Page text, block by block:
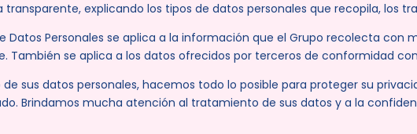
transparente, explicando los tipos de datos personales que recopila, los
Datos Personales se aplica a la información que el Grupo recolecta con
También se aplica a los datos ofrecidos por terceros de conformidad
sus datos personales, hacemos todo lo posible para proteger su
Brindamos mucha atención al tratamiento de sus datos y a la